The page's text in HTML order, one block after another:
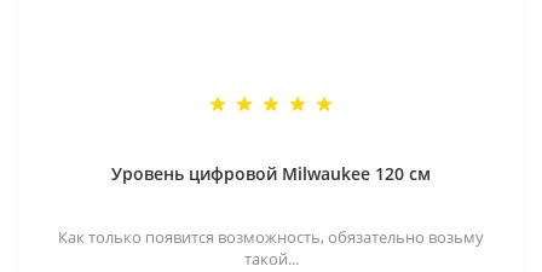
Уровень цифровой Milwaukee 120 см
Как только появится возможность, обязательно возьму
такой...